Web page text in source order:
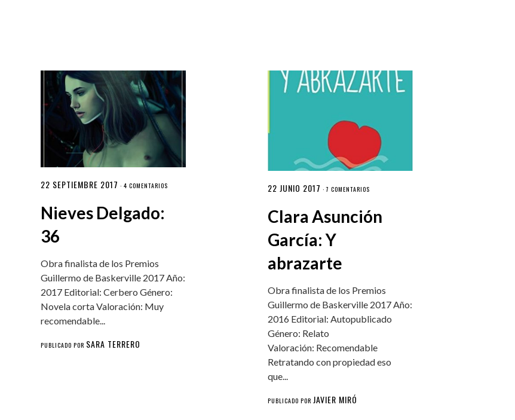
22 SEPTIEMBRE 2017 · 4 COMENTARIOS
Nieves Delgado:
36
Obra finalista de los Premios
Guillermo de Baskerville 2017 Año:
2017 Editorial: Cerbero Género:
Novela corta Valoración: Muy
recomendable...
PUBLICADO POR SARA TERRERO
22 JUNIO 2017 ·7 COMENTARIOS
Clara Asunción
García: Y
abrazarte
Obra finalista de los Premios
Guillermo de Baskerville 2017 Año:
2016 Editorial: Autopublicado
Género: Relato
Valoración: Recomendable
Retratando con propiedad eso
que...
PUBLICADO PORJAVIER MIRÓ